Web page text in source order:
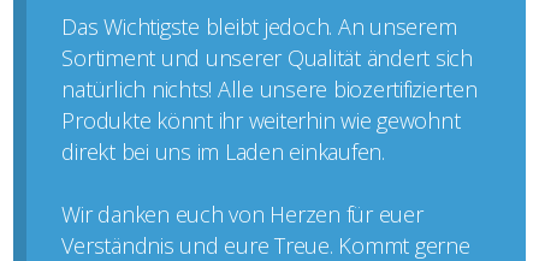
Das Wichtigste bleibt jedoch. An unserem
Sortiment und unserer Qualität ändert sich
natürlich nichts! Alle unsere biozertifizierten
Produkte könnt ihr weiterhin wie gewohnt
direkt bei uns im Laden einkaufen.
Wir danken euch von Herzen für euer
Verständnis und eure Treue. Kommt gerne